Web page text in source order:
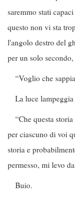
saremmo stati
questo non vi sta
l'angolo destro del
per un solo
“Voglio che
La luce
“Che questa
per ciascuno di voi
storia e
permesso, mi levo
Buio.